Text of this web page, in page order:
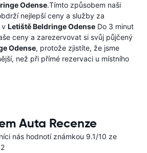
Odense.Tímto způsobem naši
nejlepší ceny a služby za
v Letiště Beldringe Odense Do 3 minut
ceny a zarezervovat si svůj půjčený
Odense, protože zjistíte, že jsme
než při přímé rezervaci u místního
Auta Recenze
nás hodnotí známkou 9.1/10 ze